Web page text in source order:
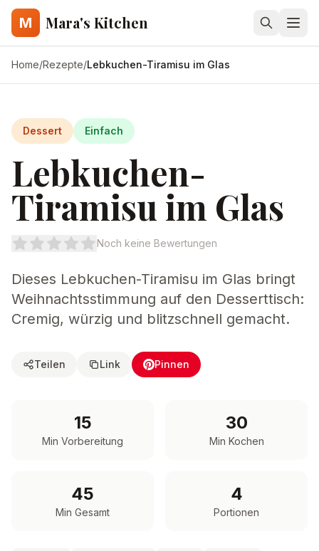
M Mara's Kitchen
Home/Rezepte/Lebkuchen-Tiramisu im Glas
Dessert Einfach
Lebkuchen-
Tiramisu im Glas
Noch keine Bewertungen
Dieses Lebkuchen-Tiramisu im Glas bringt
Weihnachtsstimmung auf den Desserttisch:
Cremig, würzig und blitzschnell gemacht.
Teilen Link Pinnen
15
Min Vorbereitung
30
Min Kochen
45
Min Gesamt
4
Portionen